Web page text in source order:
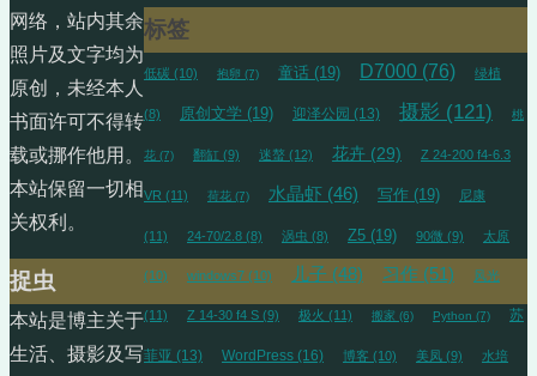
标签
低碳 (10) 抱卵 (7) 童话 (19) D7000 (76) 绿植
(8) 原创文学 (19) 迎泽公园 (13) 摄影 (121) 桃
花 (7) 翻缸 (9) 迷螯 (12) 花卉 (29) Z 24-200 f4-6.3
VR (11) 荷花 (7) 水晶虾 (46) 写作 (19) 尼康
(11) 24-70/2.8 (8) 涡虫 (8) Z5 (19) 90微 (9) 太原
(10) windows7 (10) 儿子 (48) 习作 (51) 风光
(11) Z 14-30 f4 S (9) 极火 (11) 搬家 (6) Python (7) 苏
菲亚 (13) WordPress (16) 博客 (10) 美凤 (9) 水培
网络，站内其余
照片及文字均为
原创，未经本人
书面许可不得转
载或挪作他用。
本站保留一切相
关权利。
捉虫
本站是博主关于
生活、摄影及写